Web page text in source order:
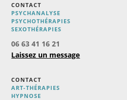
CONTACT
PSYCHANALYSE
PSYCHOTHÉRAPIES
SEXOTHÉRAPIES
06 63 41 16 21
Laissez un message
CONTACT
ART-THÉRAPIES
HYPNOSE